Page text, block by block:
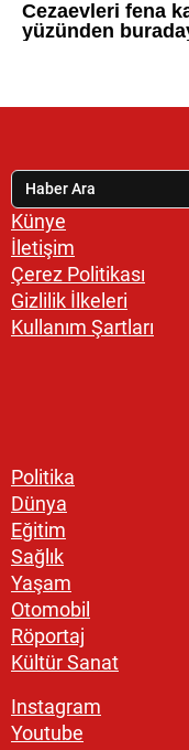
Künye
İletişim
Çerez Politikası
Gizlilik İlkeleri
Kullanım Şartları
Politika
Dünya
Eğitim
Sağlık
Yaşam
Otomobil
Röportaj
Kültür Sanat
Instagram
Youtube